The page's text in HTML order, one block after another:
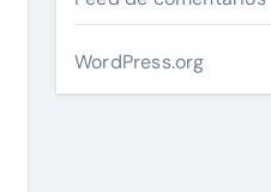
WordPress.org